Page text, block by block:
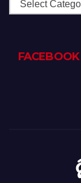
FACEBOOK